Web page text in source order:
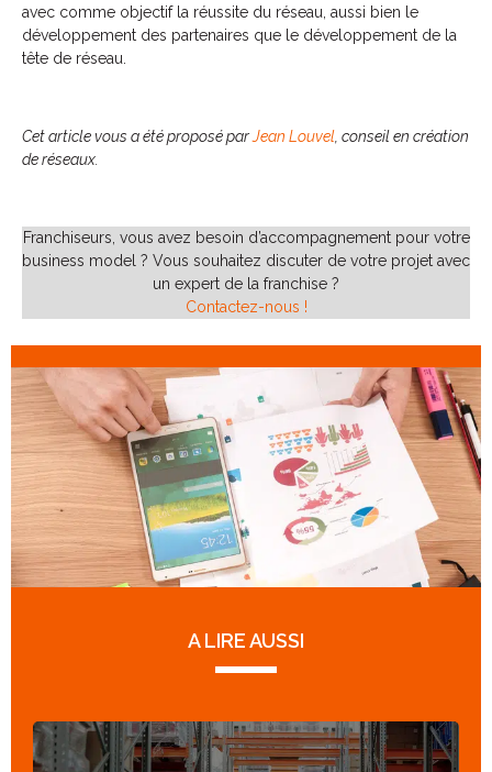
avec comme objectif la réussite du réseau, aussi bien le
développement des partenaires que le développement de la
tête de réseau.
Cet article vous a été proposé parJean Louvel , conseil en création
de réseaux.
Franchiseurs, vous avez besoin d’accompagnement pour votre
business model ? Vous souhaitez discuter de votre projet avec
un expert de la franchise ?
Contactez-nous !
A LIRE AUSSI